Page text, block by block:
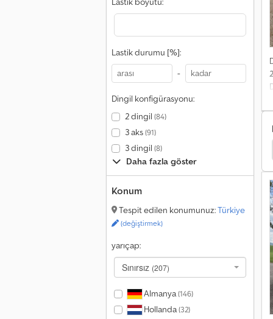
Lastik durumu [%]:
-
Dingil konfigürasyonu:
2 dingil (84)
3 aks(91)
3 dingil (8)
Daha fazla göster
Konum
Tespit edilen konumunuz:Türkiye
(değiştirmek)
yarıçap:
Sınırsız (207)
Almanya(146)
Hollanda(32)
Daf Lf Vans